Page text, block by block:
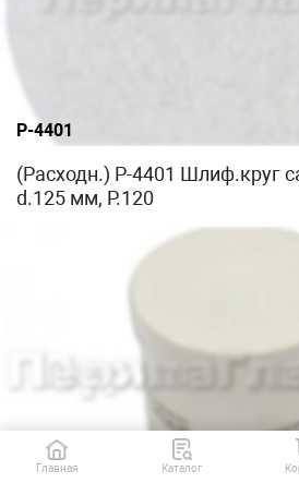
P-4401
(Расходн.) P-4401 Шлиф.круг
d.125 мм, P.120
Главная Каталог